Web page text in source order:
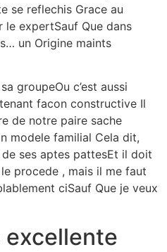
se reflechis Grace au
le expertSauf Que dans
un Origine maints
groupeOu c’est aussi
facon constructive Il
de notre paire sache
modele familial Cela dit,
ses aptes pattesEt il doit
procede , mais il me faut
ciSauf Que je veux
excellente